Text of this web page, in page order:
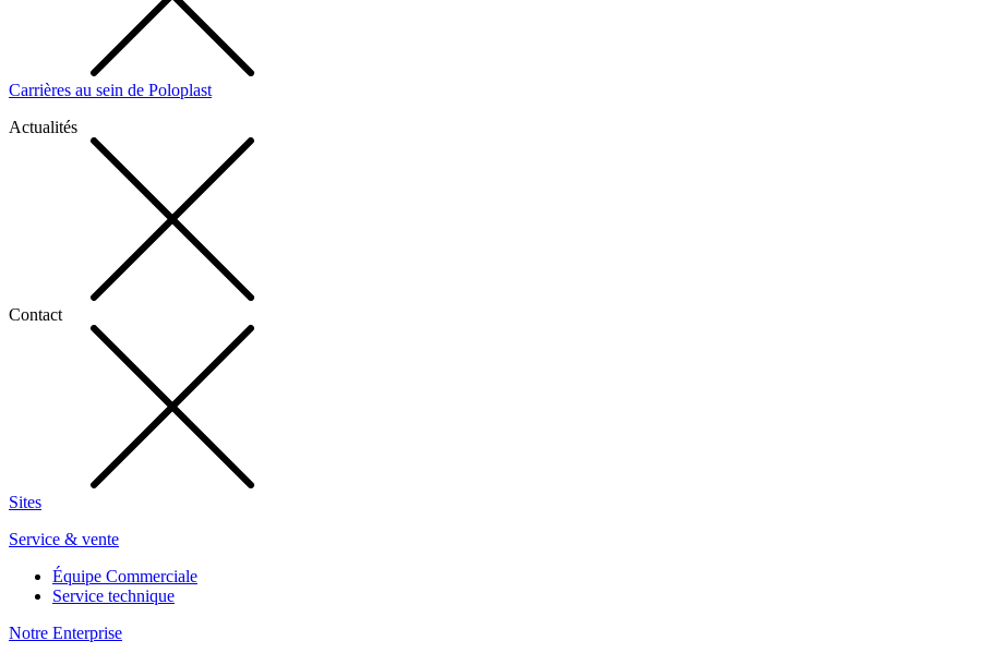
Carrières au sein de Poloplast
Actualités
Contact
Sites
Service & vente
Équipe Commerciale
Service technique
Notre Enterprise